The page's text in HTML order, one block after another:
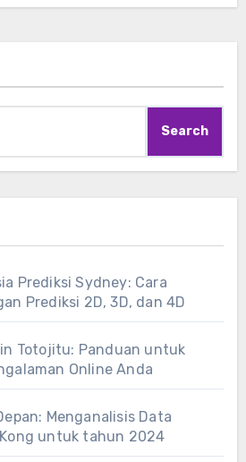
Search
Prediksi Sydney: Cara
Prediksi 2D, 3D, dan 4D
Totojitu: Panduan untuk
Online Anda
Menganalisis Data
untuk tahun 2024